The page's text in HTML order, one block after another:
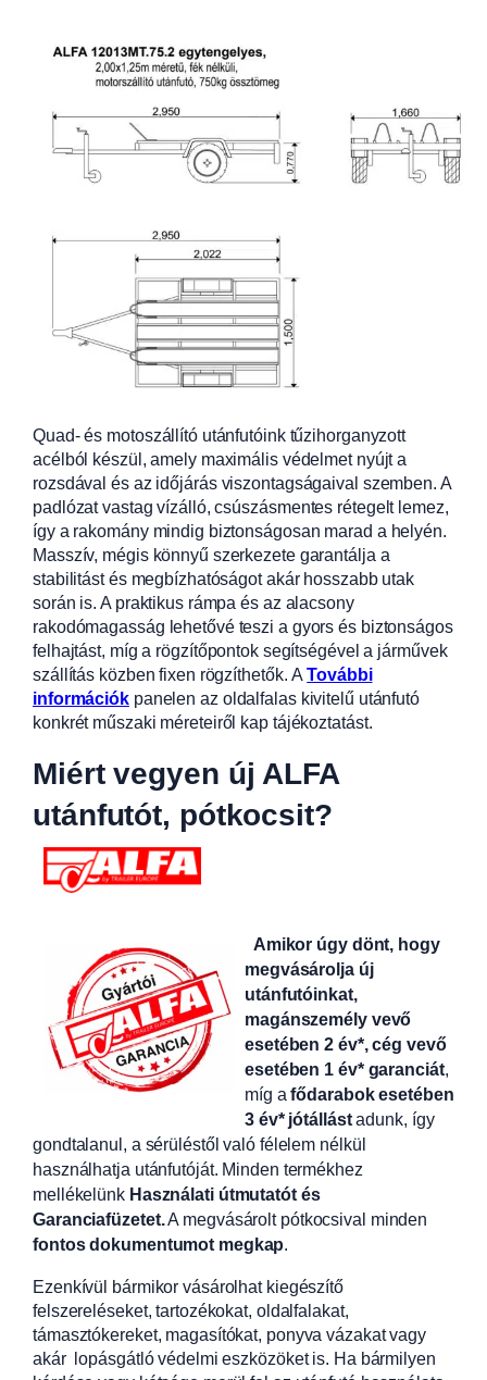
Quad- és motoszállító utánfutóink tűzihorganyzott
acélból készül, amely maximális védelmet nyújt a
rozsdávalés az időjárás viszontagságaival szemben. A
padlózat vastag vízálló, csúszásmentes rétegelt lemez,
így a rakomány mindig biztonságosan marad a helyén.
Masszív, mégis könnyű szerkezete garantálja a
stabilitást és megbízhatóságot akár hosszabb utak
során is. A praktikus rámpa és az alacsony
rakodómagasság lehetővé teszi a gyors és biztonságos
felhajtást, míg a rögzítőpontok segítségével a járművek
szállítás közben fixen rögzíthetők. ATovábbi
információkpanelen az oldalfalas kivitelű utánfutó
konkrét műszaki méreteiről kap tájékoztatást.
Miért vegyen új ALFA
utánfutót, pótkocsit?
Amikor úgy dönt, hogy
megvásárolja új
utánfutóinkat,
magánszemély vevő
esetében 2 év*, cég vevő
esetében 1 év* garanciát,
míg afődarabok esetében
3 év* jótállástadunk, így
gondtalanul, a sérüléstől való félelem nélkül
használhatja utánfutóját. Minden termékhez
mellékelünk Használati útmutatót és
Garanciafüzetet.A megvásárolt pótkocsival minden
fontos dokumentumot megkap.
Ezenkívül bármikor vásárolhat kiegészítő
felszereléseket, tartozékokat, oldalfalakat,
támasztókereket, magasítókat, ponyva vázakat vagy
akár lopásgátló védelmi eszközöket is. Ha bármilyen